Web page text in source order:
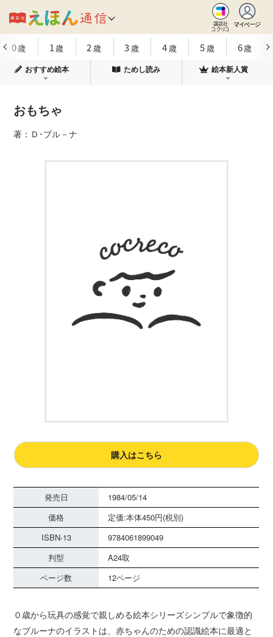
講談社
コクリコ
マイページ
0歳 1歳 2 歳 3歳 4歳 5歳 6歳
おすすめ絵本 ためし読み 絵本新人賞
おもちゃ
著：Ｄ･ブル－ナ
購入はこちら
発売日
1984/05/14
価格
定価:本体450円(税別)
ISBN-13
9784061899049
判型
A24取
ページ数
12ページ
０歳から玩具の感覚で親しめる絵本シリーズシンプルで象徴的
なブルーナのイラストは、赤ちゃんのための認識絵本に最適と